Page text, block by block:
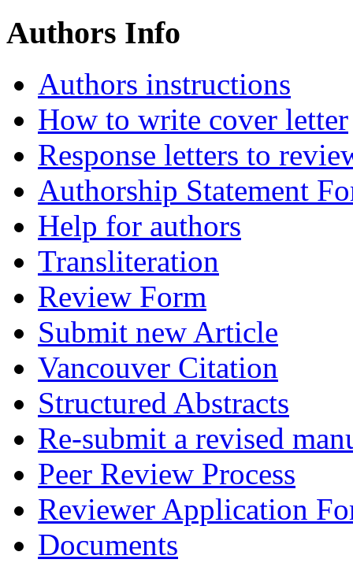
Authors Info
Authors instructions
How to write cover letter
Response letters to
Authorship Statement
Help for authors
Transliteration
Review Form
Submit new Article
Vancouver Citation
Structured Abstracts
Re-submit a revised
Peer Review Process
Reviewer Application
Documents